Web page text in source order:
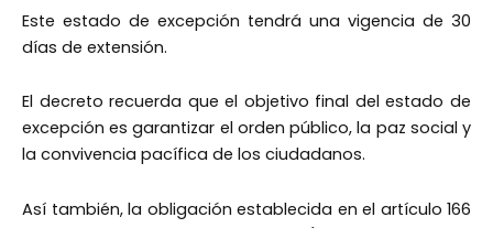
Este estado de excepción tendrá una vigencia de 30
días de extensión.
El decreto recuerda que el objetivo final del estado de
excepción es garantizar el orden público, la paz social y
la convivencia pacífica de los ciudadanos.
Así también, la obligación establecida en el artículo 166